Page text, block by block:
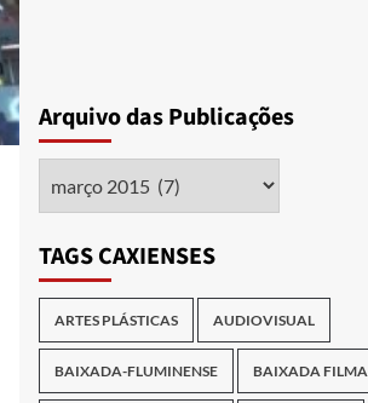
Arquivo das Publicações
TAGS CAXIENSES
ARTES PLÁSTICAS AUDIOVISUAL
BAIXADA-FLUMINENSE BAIXADA FILMA